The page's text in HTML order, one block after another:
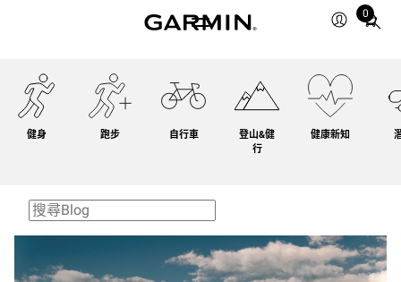
0
Total
健身 跑步 自行車
登山&健
行
健康新知